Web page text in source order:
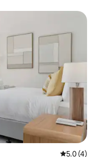
レビュー4
5.0 (4)